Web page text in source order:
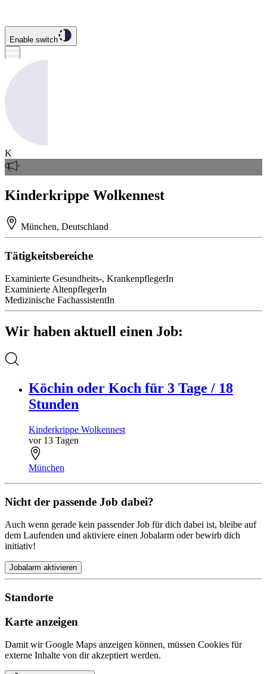
Enable switch
K
Kinderkrippe Wolkennest
München, Deutschland
Tätigkeitsbereiche
Examinierte Gesundheits-, KrankenpflegerIn
Examinierte AltenpflegerIn
Medizinische FachassistentIn
Wir haben aktuell einen Job:
Köchin oder Koch für 3 Tage / 18
Stunden
Kinderkrippe Wolkennest
vor 13 Tagen
München
Nicht der passende Job dabei?
Auch wenn gerade kein passender Job für dich dabei ist, bleibe auf
dem Laufenden und aktiviere einen Jobalarm oder bewirb dich
initiativ!
Jobalarm aktivieren
Standorte
Karte anzeigen
Damit wir Google Maps anzeigen können, müssen Cookies für
externe Inhalte von dir akzeptiert werden.